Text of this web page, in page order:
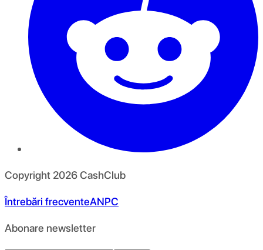
Copyright 2026CashClub
Întrebări frecventeANPC
Abonare newsletter